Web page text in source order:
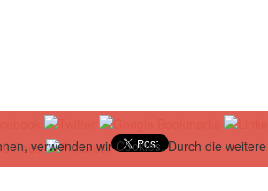
verwenden wir Cookies. Durch die